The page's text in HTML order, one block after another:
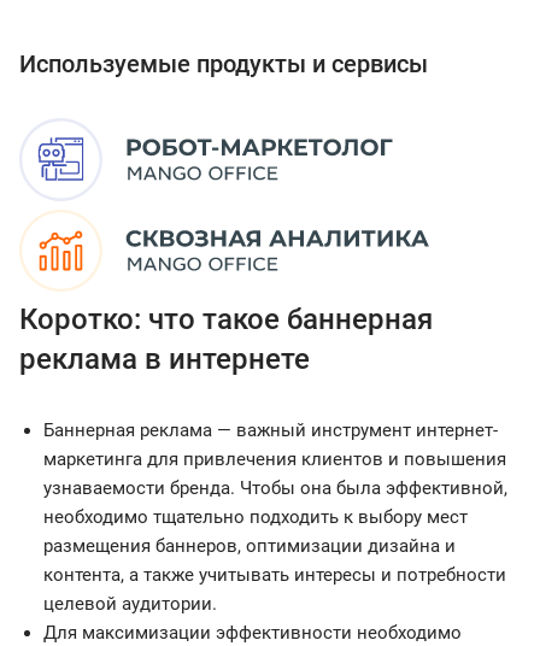
Используемые продукты и сервисы
Коротко: что такое баннерная
реклама в интернете
Баннерная реклама — важный инструмент интернет-
маркетинга для привлечения клиентов и повышения
узнаваемости бренда. Чтобы она была эффективной,
необходимо тщательно подходить к выбору мест
размещения баннеров, оптимизации дизайна и
контента, а также учитывать интересы и потребности
целевой аудитории.
Для максимизации эффективности необходимо